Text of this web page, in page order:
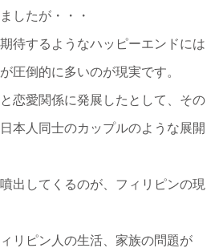
したが・・・
待するようなハッピーエンドには
圧倒的に多いのが現実です。
恋愛関係に発展したとして、その
本人同士のカップルのような展開
出してくるのが、フィリピンの現
リピン人の生活、家族の問題が